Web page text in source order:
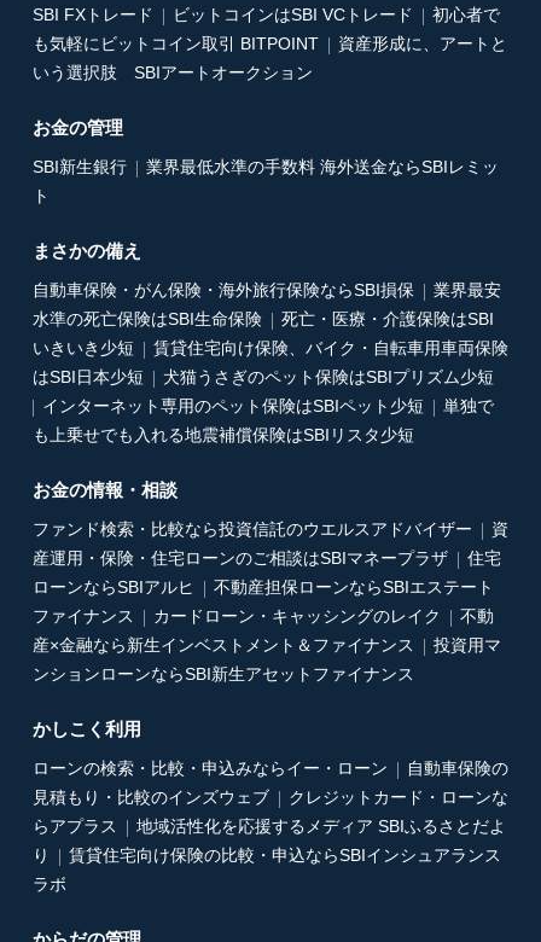
SBI FXトレード
ビットコインはSBI VCトレード
初心者で
も気軽にビットコイン取引 BITPOINT
資産形成に、アートと
いう選択肢 SBIアートオークション
お金の管理
SBI新生銀行
業界最低水準の手数料 海外送金ならSBIレミッ
ト
まさかの備え
自動車保険・がん保険・海外旅行保険ならSBI損保
業界最安
水準の死亡保険はSBI生命保険
死亡・医療・介護保険はSBI
いきいき少短
賃貸住宅向け保険、バイク・自転車用車両保険
はSBI日本少短
犬猫うさぎのペット保険はSBIプリズム少短
インターネット専用のペット保険はSBIペット少短
単独で
も上乗せでも入れる地震補償保険はSBIリスタ少短
お金の情報・相談
ファンド検索・比較なら投資信託のウエルスアドバイザー
資
産運用・保険・住宅ローンのご相談はSBIマネープラザ
住宅
ローンならSBIアルヒ
不動産担保ローンならSBIエステート
ファイナンス
カードローン・キャッシングのレイク
不動
産×金融なら新生インベストメント＆ファイナンス
投資用マ
ンションローンならSBI新生アセットファイナンス
かしこく利用
ローンの検索・比較・申込みならイー・ローン
自動車保険の
見積もり・比較のインズウェブ
クレジットカード・ローンな
らアプラス
地域活性化を応援するメディア SBIふるさとだよ
り
賃貸住宅向け保険の比較・申込ならSBIインシュアランス
ラボ